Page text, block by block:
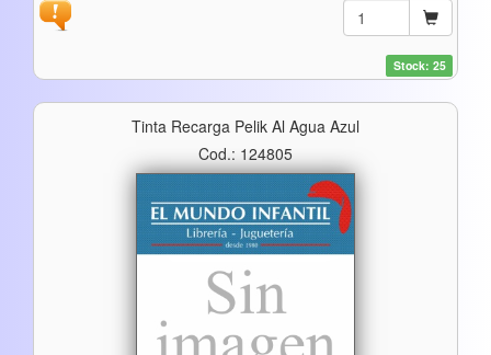
Stock: 25
Tinta Recarga Pelik Al Agua Azul
Cod.: 124805